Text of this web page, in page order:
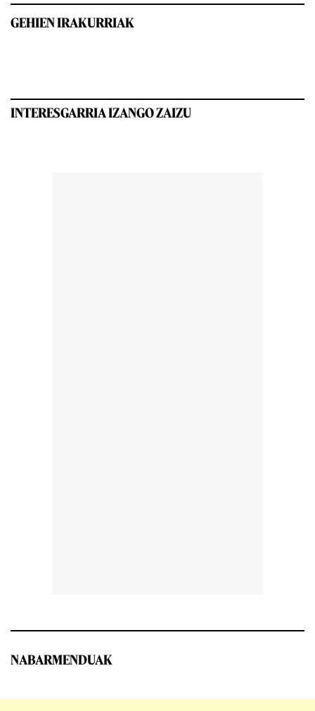
GEHIEN IRAKURRIAK
INTERESGARRIA IZANGO ZAIZU
NABARMENDUAK